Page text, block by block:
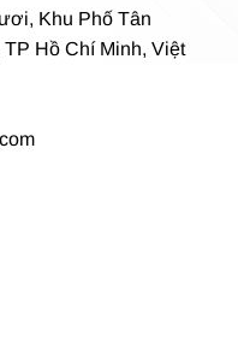
Khu Phố Tân
Hồ Chí Minh, Việt